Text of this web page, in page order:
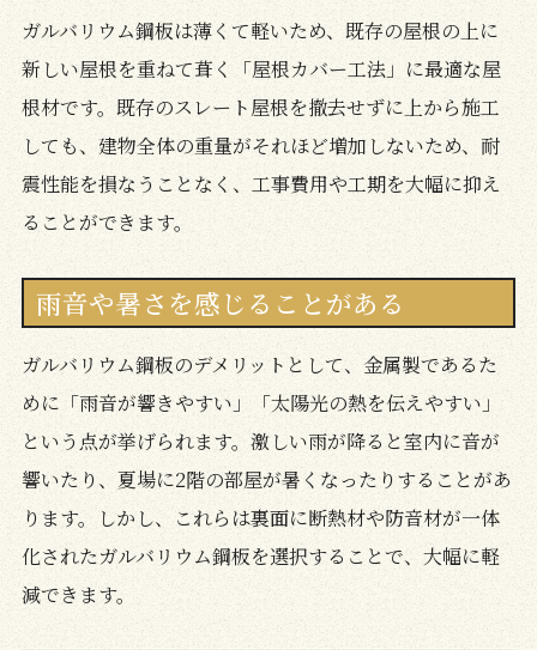
ガルバリウム鋼板は薄くて軽いため、既存の屋根の上に
新しい屋根を重ねて葺く「屋根カバー工法」に最適な屋
根材です。既存のスレート屋根を撤去せずに上から施工
しても、建物全体の重量がそれほど増加しないため、耐
震性能を損なうことなく、工事費用や工期を大幅に抑え
ることができます。
雨音や暑さを感じることがある
ガルバリウム鋼板のデメリットとして、金属製であるた
めに「雨音が響きやすい」「太陽光の熱を伝えやすい」
という点が挙げられます。激しい雨が降ると室内に音が
響いたり、夏場に2階の部屋が暑くなったりすることがあ
ります。しかし、これらは裏面に断熱材や防音材が一体
化されたガルバリウム鋼板を選択することで、大幅に軽
減できます。